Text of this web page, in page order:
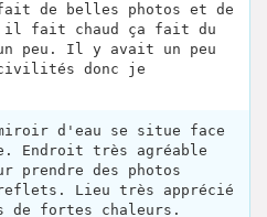
de belles photos et de
il fait chaud ça fait du
peu. Il y avait un peu
donc je
d'eau se situe face
Endroit très agréable
prendre des photos
reflets. Lieu très apprécié
fortes chaleurs.